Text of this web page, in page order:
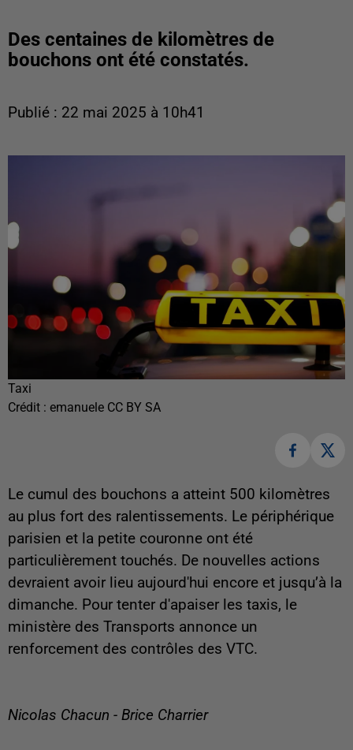
Des centaines de kilomètres de
bouchons ont été constatés.
Publié : 22 mai 2025 à 10h41
Taxi
Crédit : emanuele CC BY SA
Le cumul des bouchons a atteint 500 kilomètres
au plus fort des ralentissements. Le périphérique
parisien et la petite couronne ont été
particulièrement touchés. De nouvelles actions
devraient avoir lieu aujourd'hui encore et jusqu’à la
dimanche. Pour tenter d'apaiser les taxis, le
ministère des Transports annonce un
renforcement des contrôles des VTC.
Nicolas Chacun - Brice Charrier